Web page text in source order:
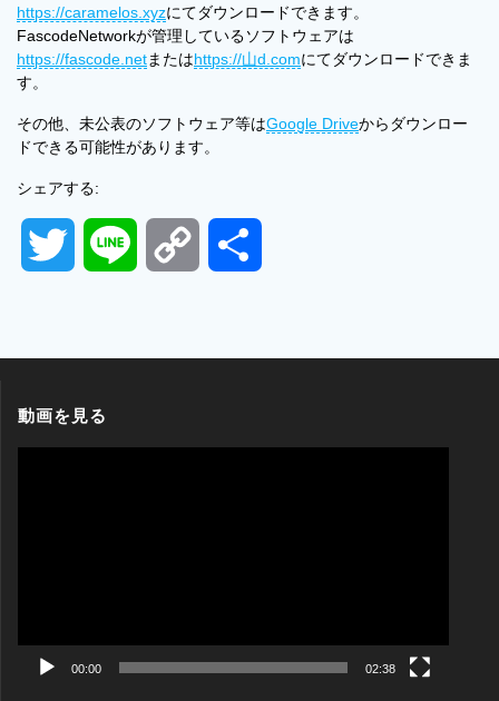
https://caramelos.xyzにてダウンロードできます。
FascodeNetworkが管理しているソフトウェアは
https://fascode.netまたはhttps://山d.comにてダウンロードできま
す。
その他、未公表のソフトウェア等はGoogle Driveからダウンロー
ドできる可能性があります。
シェアする:
t
動画を見る
00:00 02:38